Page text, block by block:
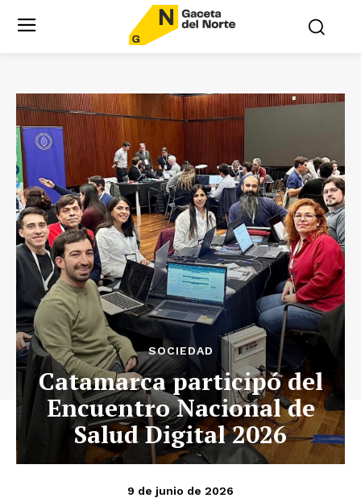
SOCIEDAD
Catamarca participó del
Encuentro Nacional de
Salud Digital 2026
9 de junio de 2026